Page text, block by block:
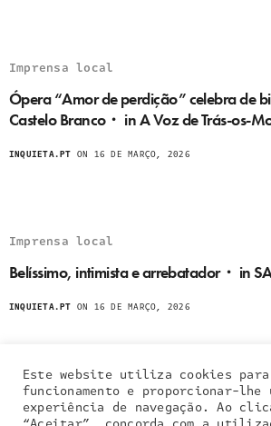
Imprensa local
Ópera “Amor de perdição” celebra de
Castelo Branco・ in A Voz de Trás-os-
INQUIETA.PT ON 16 DE MARÇO, 2026
Imprensa local
Belíssimo, intimista e arrebatador・ in
INQUIETA.PT ON 16 DE MARÇO, 2026
Este website utiliza cookies
funcionamento e proporcionar-lhe
experiência de navegação. Ao